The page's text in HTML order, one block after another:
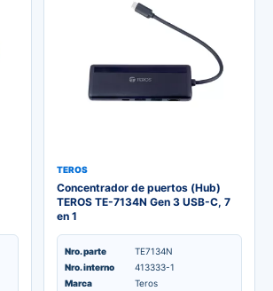
TEROS
Concentrador de puertos (Hub)
TEROS TE-7134N Gen 3 USB-C, 7
en 1
Nro. parte
TE7134N
Nro. interno
413333-1
Marca
Teros